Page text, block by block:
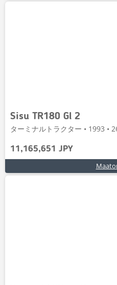
Sisu TR180 Gl 2
ターミナルトラクター • 1993 •
11,165,651 JPY